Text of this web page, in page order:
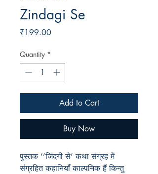
Zindagi Se
₹199.00Price
Quantity *
Add to Cart
Buy Now
पुस्तक ‘’जिंदगी से’ कथा संग्रह में
संग्रहित कहानियाँ काल्पनिक हैं किन्तु